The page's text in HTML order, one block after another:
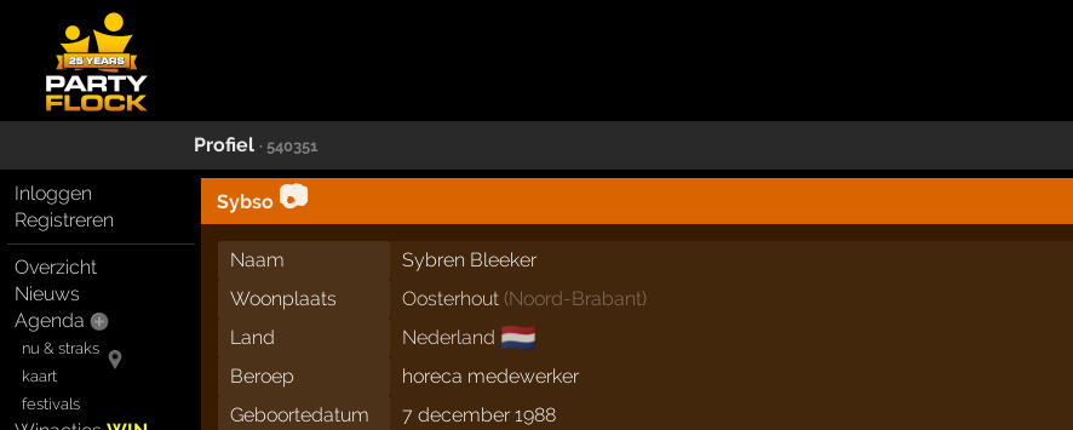
Profiel · 540351
Inloggen
Registreren
Overzicht
Nieuws
Agenda
nu & straks
kaart
festivals
Sybso 📷
Naam
Sybren Bleeker
Woonplaats
Oosterhout (Noord-Brabant)
Land
Nederland 🇳🇱
Beroep
horeca medewerker
Geboortedatum
7 december 1988